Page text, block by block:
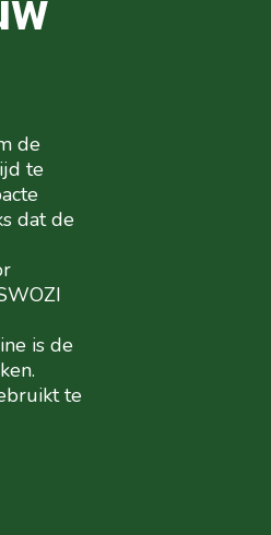
de
te
dat de
is de
te